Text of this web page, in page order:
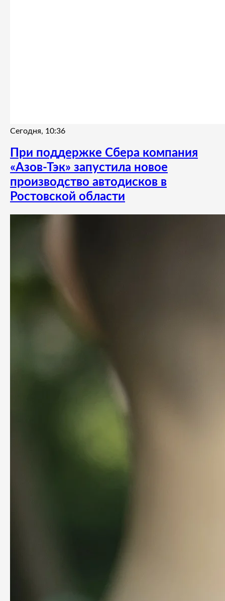
Сегодня, 10:36
При поддержке Сбера компания
«Азов-Тэк» запустила новое
производство автодисков в
Ростовской области